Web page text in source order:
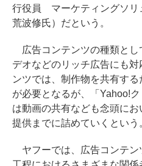
行役員 マーケティングソ
荒波修氏）だという。
広告コンテンツの種類とし
デオなどのリッチ広告にも
ンツでは、制作物を共有す
が必要となるが、「Yahoo!
は動画の共有なども念頭に
提供までに詰めていくという
ヤフーでは、広告コンテン